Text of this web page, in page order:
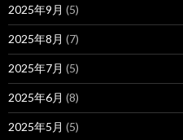
2025年9月 (5)
2025年8月 (7)
2025年7月 (5)
2025年6月 (8)
2025年5月 (5)